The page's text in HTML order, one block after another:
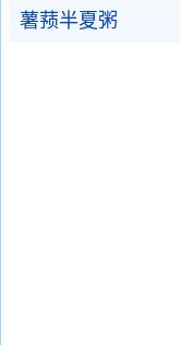
薯蓣半夏粥